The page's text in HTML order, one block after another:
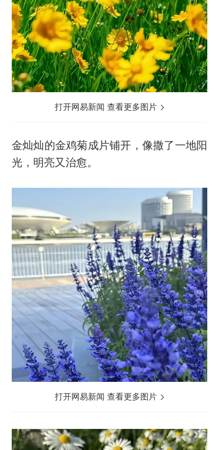
打开网易新闻 查看更多图片
金灿灿的金鸡菊成片铺开，像撒了一地阳
光，明亮又治愈。
打开网易新闻 查看更多图片